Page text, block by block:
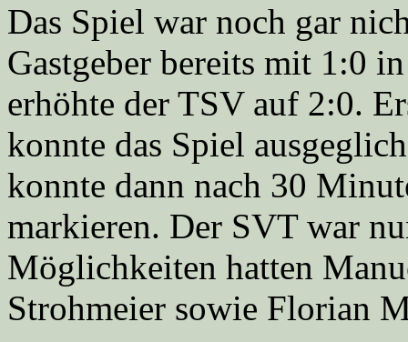
Das Spiel war noch gar
Gastgeber bereits mit 1:0
erhöhte der TSV auf 2:0.
konnte das Spiel
konnte dann nach 30
markieren. Der SVT war
Möglichkeiten hatten
Strohmeier sowie Florian